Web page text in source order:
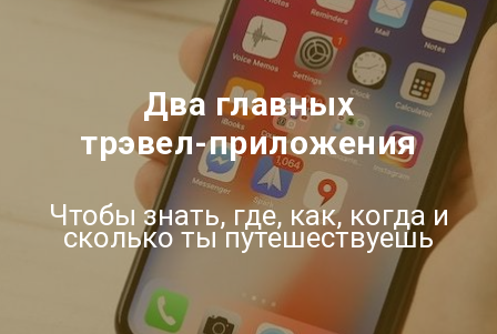
Два главных
трэвел-приложения
Чтобы знать, где, как, когда и
сколько ты путешествуешь